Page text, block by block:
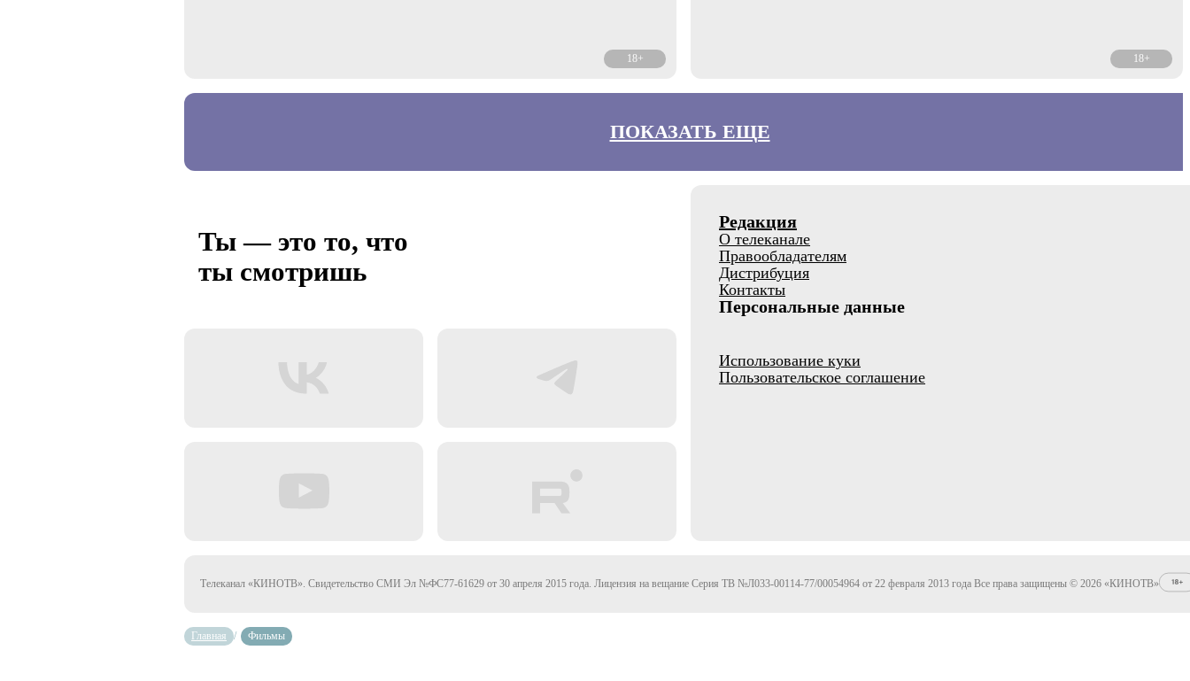
18+ 18+
ПОКАЗАТЬ ЕЩЕ
Ты — это то, что
ты смотришь
Редакция
О телеканале
Правообладателям
Дистрибуция
Контакты
Персональные данные
Использование куки
Пользовательское соглашение
Телеканал «КИНОТВ». Свидетельство СМИ Эл №ФС77-61629 от 30 апреля 2015 года. Лицензия на вещание Серия ТВ №Л033-00114-77/00054964 от 22 февраля 2013 года Все права защищены © 2026 «КИНОТВ»
Главная / Фильмы